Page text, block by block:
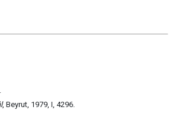
, Beyrut, 1979, I, 4296.